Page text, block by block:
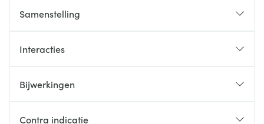
Samenstelling
Interacties
Bijwerkingen
Contra indicatie